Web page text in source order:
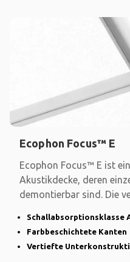
Ecophon Focus™ E
Ecophon Focus™ E ist
Akustikdecke, deren
demontierbar sind. Die
Schallabsorptionsklasse
Farbbeschichtete Kanten
Vertiefte